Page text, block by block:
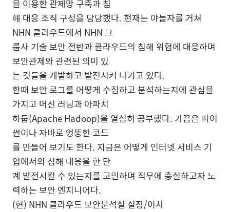
을 이용한 관제망 구축과 침
해 대응 조직 구성을 담당했다. 현재는 야놀자를 거쳐
NHN 클라우드에서 NHN 그
룹사 기술 보안 전반과 클라우드의 침해 위협에 대응하며
보안관제와 관련된 의미 있
는 것들을 개발하고 발전시켜 나가고 있다.
한때 보안 로그를 어떻게 수집하고 분석하는지에 관심을
가지고 머신 러닝과 아파치
하둡(Apache Hadoop)을 열심히 공부했다. 가끔은 파이
썬이나 자바로 엉뚱한 코드
를 만들어 보기도 한다. 지금은 어떻게 인터넷 서비스 기
업에서의 침해 대응을 한 단
계 발전시킬 수 있는지를 고민하며 직무에 충실하고자 노
력하는 보안 엔지니어다.
(현) NHN 클라우드 보안분석실 실장/이사